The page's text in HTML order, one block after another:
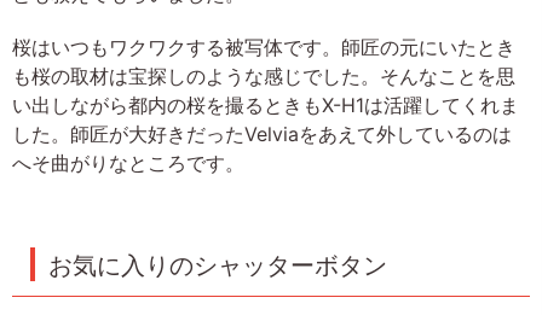
桜はいつもワクワクする被写体です。師匠の元にいたとき
も桜の取材は宝探しのような感じでした。そんなことを思
い出しながら都内の桜を撮るときもX-H1は活躍してくれま
した。師匠が大好きだったVelviaをあえて外しているのは
へそ曲がりなところです。
お気に入りのシャッターボタン